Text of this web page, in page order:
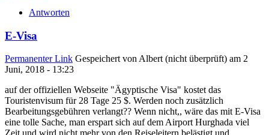
Antworten
E-Visa
Permanenter Link Gespeichert vonAlbert (nicht überprüft) am 2
Juni, 2018 - 13:23
auf der offiziellen Webseite "Ägyptische Visa" kostet das
Touristenvisum für 28 Tage 25 $. Werden noch zusätzlich
Bearbeitungsgebühren verlangt?? Wenn nicht,, wäre das mit E-Visa
eine tolle Sache, man erspart sich auf dem Airport Hurghada viel